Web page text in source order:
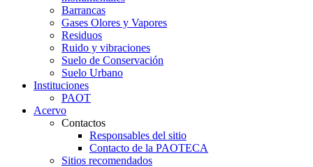
Barrancas
Gases Olores y Vapores
Residuos
Ruido y vibraciones
Suelo de Conservación
Suelo Urbano
Instituciones
PAOT
Acervo
Contactos
Responsables del sitio
Contacto de la PAOTECA
Sitios recomendados